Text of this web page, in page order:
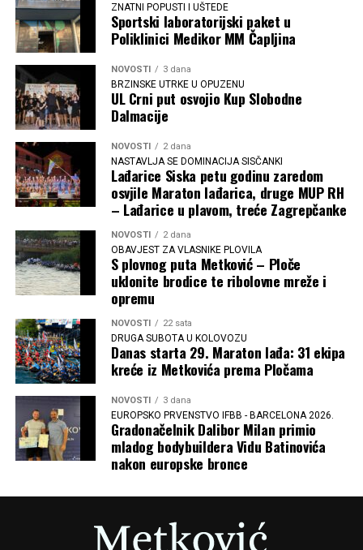
ZNATNI POPUSTI I UŠTEDE
Sportski laboratorijski paket u
Poliklinici Medikor MM Čapljina
NOVOSTI 3 dana
BRZINSKE UTRKE U OPUZENU
UL Crni put osvojio Kup Slobodne
Dalmacije
NOVOSTI 2 dana
NASTAVLJA SE DOMINACIJA SISČANKI
Lađarice Siska petu godinu zaredom
osvjile Maraton lađarica, druge MUP RH
– Lađarice u plavom, treće Zagrepčanke
NOVOSTI 2 dana
OBAVJEST ZA VLASNIKE PLOVILA
S plovnog puta Metković – Ploče
uklonite brodice te ribolovne mreže i
opremu
NOVOSTI 22 sata
DRUGA SUBOTA U KOLOVOZU
Danas starta 29. Maraton lađa: 31 ekipa
kreće iz Metkovića prema Pločama
NOVOSTI 3 dana
EUROPSKO PRVENSTVO IFBB - BARCELONA 2026.
Gradonačelnik Dalibor Milan primio
mladog bodybuildera Vidu Batinovića
nakon europske bronce